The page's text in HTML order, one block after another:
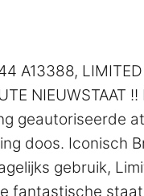
A13388,
NIEUWSTAAT
geautoriseerde
doos. Iconisch
gebruik,
fantastische